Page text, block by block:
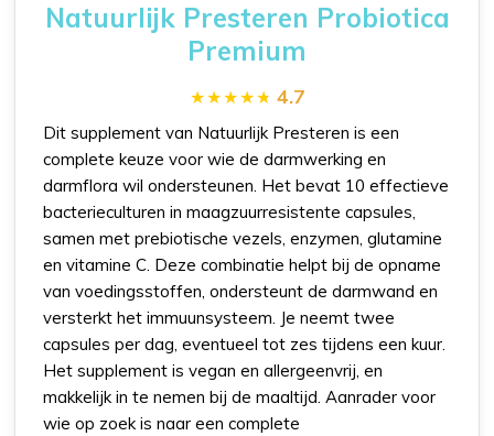
Natuurlijk Presteren Probiotica
Premium
4.7
Dit supplement van Natuurlijk Presteren is een
complete keuze voor wie de darmwerking en
darmflora wil ondersteunen. Het bevat 10 effectieve
bacterieculturen in maagzuurresistente capsules,
samen met prebiotische vezels, enzymen, glutamine
en vitamine C. Deze combinatie helpt bij de opname
van voedingsstoffen, ondersteunt de darmwand en
versterkt het immuunsysteem. Je neemt twee
capsules per dag, eventueel tot zes tijdens een kuur.
Het supplement is vegan en allergeenvrij, en
makkelijk in te nemen bij de maaltijd. Aanrader voor
wie op zoek is naar een complete